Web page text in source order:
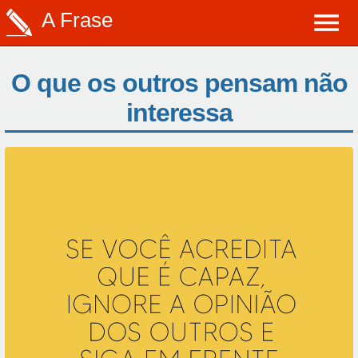
A Frase
O que os outros pensam não
interessa